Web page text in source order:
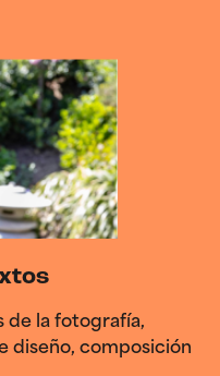
de la fotografía,
diseño, composición